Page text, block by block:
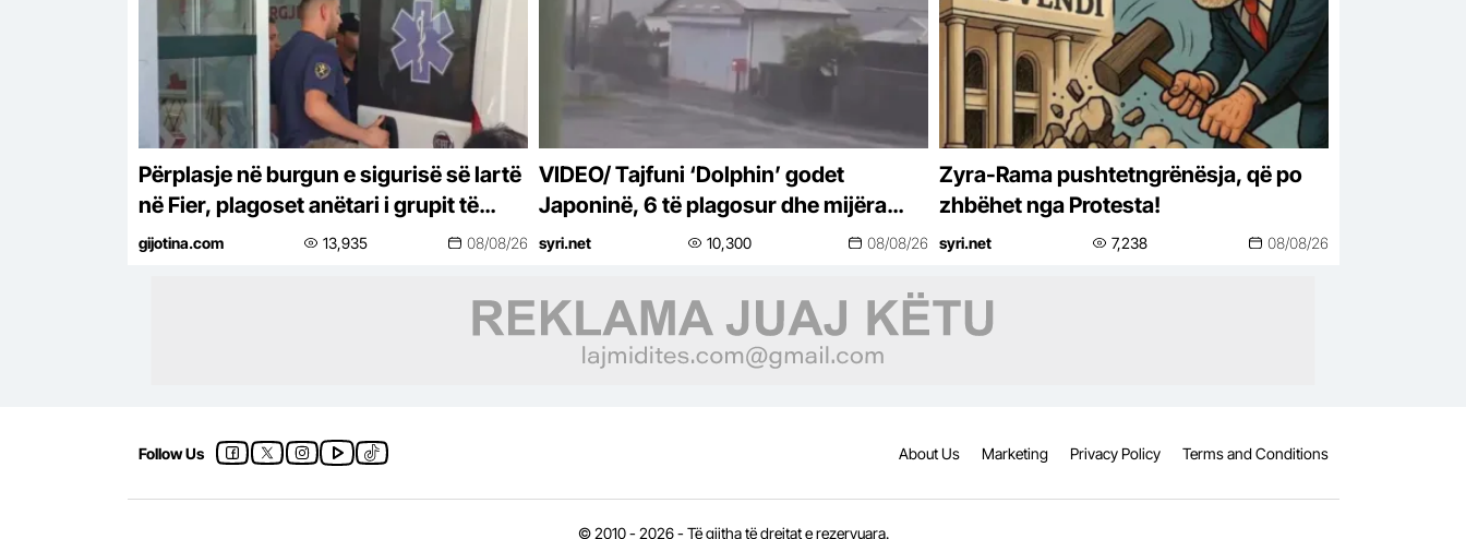
Përplasje në burgun e sigurisë së lartë
në Fier, plagoset anëtari i grupit të
Bajrajve dhe një tjetër, si nisi sherri
gijotina.com 13,935 08/08/26
VIDEO/ Tajfuni ‘Dolphin’ godet
Japoninë, 6 të plagosur dhe mijëra
shtëpi pa energji. Kina mbyll portet
syri.net 10,300 08/08/26
Zyra-Rama pushtetngrënësja, që po
zhbëhet nga Protesta!
syri.net 7,238 08/08/26
Follow Us About Us Marketing Privacy Policy Terms and Conditions
© 2010 - 2026 - Të gjitha të drejtat e rezervuara.